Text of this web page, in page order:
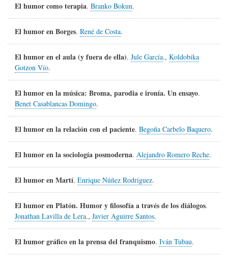
El humor como terapia. Branko Bokun.
El humor en Borges. René de Costa.
El humor en el aula (y fuera de ella). Jule García., Koldobika
Gotzon Vío.
El humor en la música: Broma, parodia e ironía. Un ensayo.
Benet Casablancas Domingo.
El humor en la relación con el paciente. Begoña Carbelo Baquero.
El humor en la sociología posmoderna. Alejandro Romero Reche.
El humor en Martí. Enrique Núñez Rodríguez.
El humor en Platón. Humor y filosofía a través de los diálogos.
Jonathan Lavilla de Lera., Javier Aguirre Santos.
El humor gráfico en la prensa del franquismo. Iván Tubau.